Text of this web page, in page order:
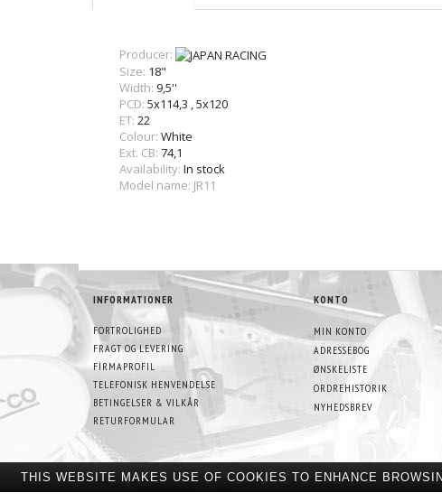
Producer:
Size: 18"
Width: 9,5''
PCD: 5x114,3 ,5x120
ET: 22
Colour: White
Ext. CB: 74,1
Availability: In stock
Model name: JR11
INFORMATIONER
FORTROLIGHED
FRAGT OG LEVERING
FIRMAPROFIL
TELEFONISK HENVENDELSE
BETINGELSER & VILKÅR
RETURFORMULAR
KONTO
MIN KONTO
ADRESSEBOG
ØNSKELISTE
ORDREHISTORIK
NYHEDSBREV
THIS WEBSITE MAKES USE OF COOKIES TO ENHANCE